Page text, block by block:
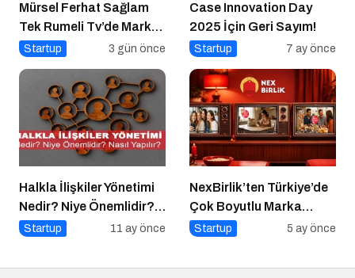
Mürsel Ferhat Sağlam
Tek Rumeli Tv’de Marka
Atölyesi Programına
Startup 3 gün önce
Case Innovation Day
2025 İçin Geri Sayım!
Startup 7 ay önce
Halkla İlişkiler Yönetimi
Nedir? Niye Önemlidir?
Halkla İlişkiler Yönetimi
Startup 11 ay önce
NexBirlik’ten Türkiye’de
Çok Boyutlu Marka
Hamlesi
Startup 5 ay önce